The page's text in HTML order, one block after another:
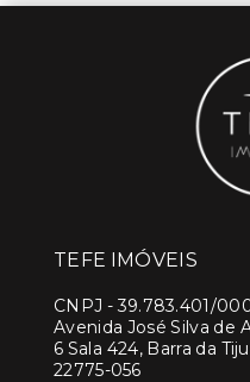
TEFE IMÓVEIS
CNPJ -39.783.401/
Avenida José Silva de
6 Sala 424, Barra da
22775-056